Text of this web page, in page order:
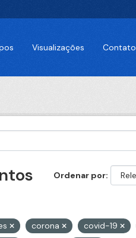
Visualizações Contato
Ordenar por
corona covid-19